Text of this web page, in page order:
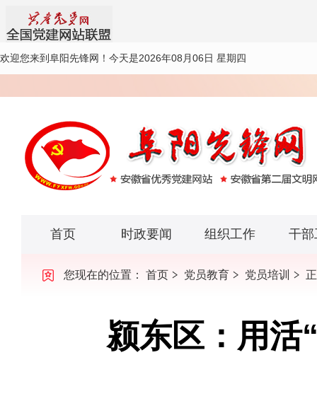
欢迎您来到阜阳先锋网！ 今天是2026年08月06日 星期四
首页 时政要闻 组织工作 干部
您现在的位置： 首页 党员教育 党员培训
颍东区：用活